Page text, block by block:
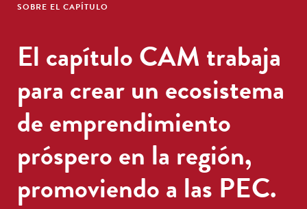
SOBRE EL CAPÍTULO
El capítulo CAM trabaja
para crear un ecosistema
de emprendimiento
próspero en la región,
promoviendo a las PEC.